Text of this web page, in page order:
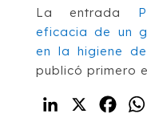
La entrada
eficacia de un
en la higiene
publicó primero
LinkedIn